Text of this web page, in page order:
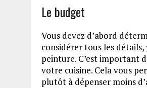
Le budget
Vous devez d’abord
considérer tous les
peinture. C’est important
votre cuisine. Cela vous
plutôt à dépenser moins